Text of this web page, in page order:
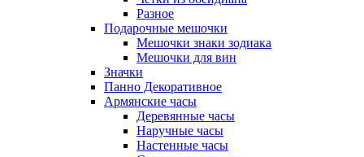
Разное
Подарочные мешочки
Мешочки знаки зодиака
Мешочки для вин
Значки
Панно Декоративное
Армянские часы
Деревянные часы
Наручные часы
Настенные часы